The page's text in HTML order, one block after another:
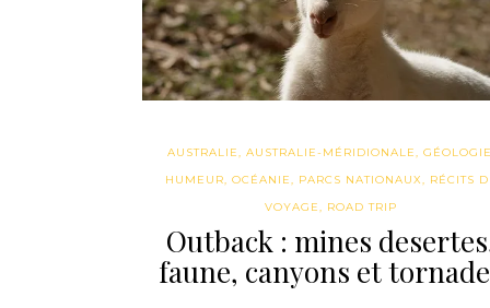
AUSTRALIE, AUSTRALIE-MÉRIDIONALE,
HUMEUR, OCÉANIE, PARCS NATIONAUX, RÉCITS
VOYAGE, ROAD TRIP
Outback : mines
faune, canyons et